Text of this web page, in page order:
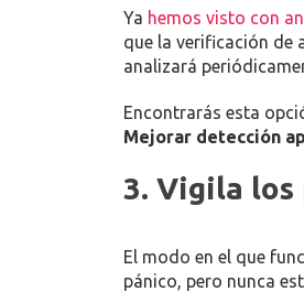
Ya hemos visto con
que la verificación de
analizará
Encontrarás esta
Mejorar detección
3. Vigila los
El modo en el que
pánico, pero nunca